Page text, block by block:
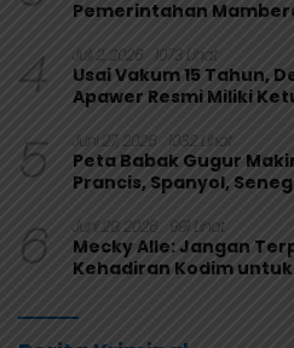
Pemerintahan
4 Juli 2, 2026 1073 Lihat
Usai Vakum 15 Tahun,
Apawer Resmi Miliki
5 Juni 27, 2026 1032 Lihat
Peta Babak Gugur
Prancis, Spanyol,
6 Juni 29, 2026 991 Lihat
Mecky Alle: Jangan
Kehadiran Kodim